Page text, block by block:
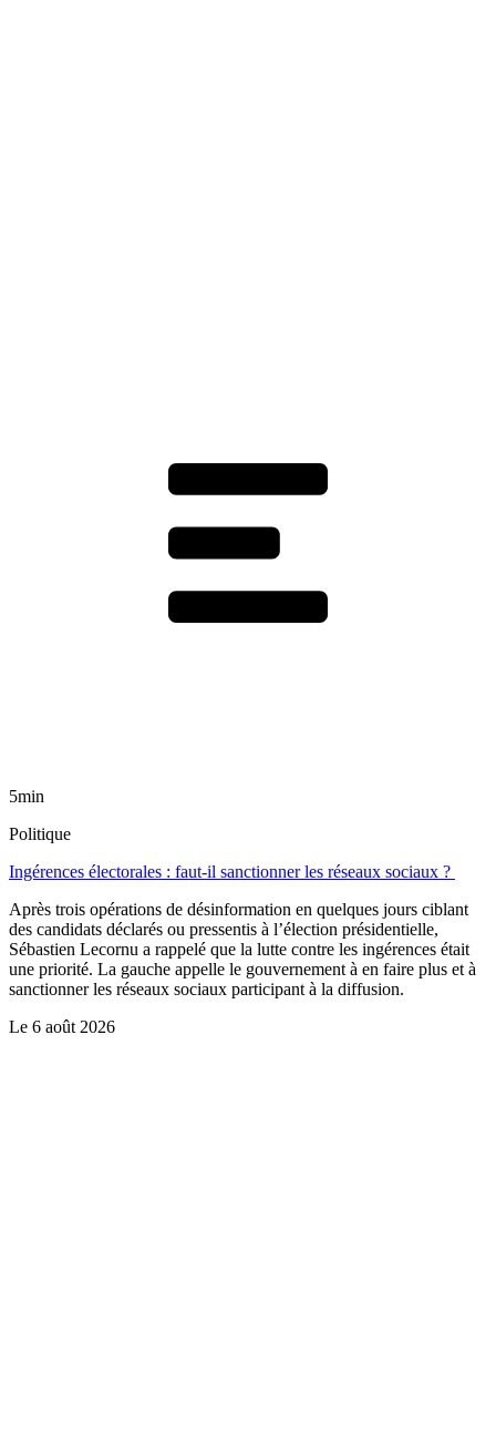
5min
Politique
Ingérences électorales : faut-il sanctionner les réseaux sociaux ?
Après trois opérations de désinformation en quelques jours ciblant
des candidats déclarés ou pressentis à l’élection présidentielle,
Sébastien Lecornu a rappelé que la lutte contre les ingérences était
une priorité. La gauche appelle le gouvernement à en faire plus et à
sanctionner les réseaux sociaux participant à la diffusion.
Le 6 août 2026